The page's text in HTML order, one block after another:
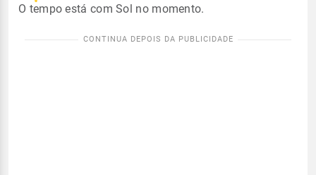
O tempo está com Sol no momento.